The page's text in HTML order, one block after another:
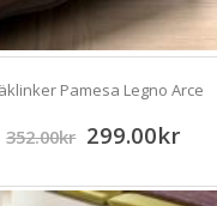
Pamesa Legno Arce
352.00kr 299.00kr